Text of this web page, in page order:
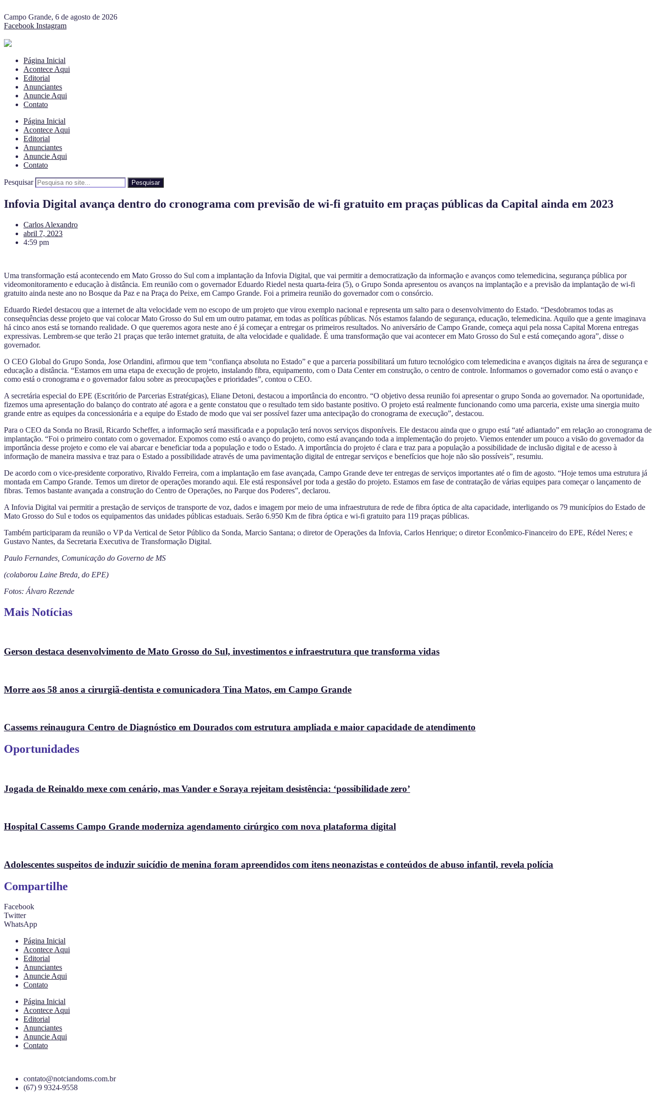
Campo Grande, 6 de agosto de 2026
Facebook Instagram
Página Inicial
Acontece Aqui
Editorial
Anunciantes
Anuncie Aqui
Contato
Página Inicial
Acontece Aqui
Editorial
Anunciantes
Anuncie Aqui
Contato
Pesquisar Pesquisar
Infovia Digital avança dentro do cronograma com previsão de wi-fi gratuito em praças públicas da Capital ainda em 2023
Carlos Alexandro
abril 7, 2023
4:59 pm
Uma transformação está acontecendo em Mato Grosso do Sul com a implantação da Infovia Digital, que vai permitir a democratização da informação e avanços como telemedicina, segurança pública por
videomonitoramento e educação à distância. Em reunião com o governador Eduardo Riedel nesta quarta-feira (5), o Grupo Sonda apresentou os avanços na implantação e a previsão da implantação de wi-fi
gratuito ainda neste ano no Bosque da Paz e na Praça do Peixe, em Campo Grande. Foi a primeira reunião do governador com o consórcio.
Eduardo Riedel destacou que a internet de alta velocidade vem no escopo de um projeto que virou exemplo nacional e representa um salto para o desenvolvimento do Estado. “Desdobramos todas as
consequências desse projeto que vai colocar Mato Grosso do Sul em um outro patamar, em todas as políticas públicas. Nós estamos falando de segurança, educação, telemedicina. Aquilo que a gente imaginava
há cinco anos está se tornando realidade. O que queremos agora neste ano é já começar a entregar os primeiros resultados. No aniversário de Campo Grande, começa aqui pela nossa Capital Morena entregas
expressivas. Lembrem-se que terão 21 praças que terão internet gratuita, de alta velocidade e qualidade. É uma transformação que vai acontecer em Mato Grosso do Sul e está começando agora”, disse o
governador.
O CEO Global do Grupo Sonda, Jose Orlandini, afirmou que tem “confiança absoluta no Estado” e que a parceria possibilitará um futuro tecnológico com telemedicina e avanços digitais na área de segurança e
educação a distância. “Estamos em uma etapa de execução de projeto, instalando fibra, equipamento, com o Data Center em construção, o centro de controle. Informamos o governador como está o avanço e
como está o cronograma e o governador falou sobre as preocupações e prioridades”, contou o CEO.
A secretária especial do EPE (Escritório de Parcerias Estratégicas), Eliane Detoni, destacou a importância do encontro. “O objetivo dessa reunião foi apresentar o grupo Sonda ao governador. Na oportunidade,
fizemos uma apresentação do balanço do contrato até agora e a gente constatou que o resultado tem sido bastante positivo. O projeto está realmente funcionando como uma parceria, existe uma sinergia muito
grande entre as equipes da concessionária e a equipe do Estado de modo que vai ser possível fazer uma antecipação do cronograma de execução”, destacou.
Para o CEO da Sonda no Brasil, Ricardo Scheffer, a informação será massificada e a população terá novos serviços disponíveis. Ele destacou ainda que o grupo está “até adiantado” em relação ao cronograma de
implantação. “Foi o primeiro contato com o governador. Expomos como está o avanço do projeto, como está avançando toda a implementação do projeto. Viemos entender um pouco a visão do governador da
importância desse projeto e como ele vai abarcar e beneficiar toda a população e todo o Estado. A importância do projeto é clara e traz para a população a possibilidade de inclusão digital e de acesso à
informação de maneira massiva e traz para o Estado a possibilidade através de uma pavimentação digital de entregar serviços e benefícios que hoje não são possíveis”, resumiu.
De acordo com o vice-presidente corporativo, Rivaldo Ferreira, com a implantação em fase avançada, Campo Grande deve ter entregas de serviços importantes até o fim de agosto. “Hoje temos uma estrutura já
montada em Campo Grande. Temos um diretor de operações morando aqui. Ele está responsável por toda a gestão do projeto. Estamos em fase de contratação de várias equipes para começar o lançamento de
fibras. Temos bastante avançada a construção do Centro de Operações, no Parque dos Poderes”, declarou.
A Infovia Digital vai permitir a prestação de serviços de transporte de voz, dados e imagem por meio de uma infraestrutura de rede de fibra óptica de alta capacidade, interligando os 79 municípios do Estado de
Mato Grosso do Sul e todos os equipamentos das unidades públicas estaduais. Serão 6.950 Km de fibra óptica e wi-fi gratuito para 119 praças públicas.
Também participaram da reunião o VP da Vertical de Setor Público da Sonda, Marcio Santana; o diretor de Operações da Infovia, Carlos Henrique; o diretor Econômico-Financeiro do EPE, Rédel Neres; e
Gustavo Nantes, da Secretaria Executiva de Transformação Digital.
Paulo Fernandes, Comunicação do Governo de MS
(colaborou Laine Breda, do EPE)
Fotos: Álvaro Rezende
Mais Notícias
Gerson destaca desenvolvimento de Mato Grosso do Sul, investimentos e infraestrutura que transforma vidas
Morre aos 58 anos a cirurgiã-dentista e comunicadora Tina Matos, em Campo Grande
Cassems reinaugura Centro de Diagnóstico em Dourados com estrutura ampliada e maior capacidade de atendimento
Oportunidades
Jogada de Reinaldo mexe com cenário, mas Vander e Soraya rejeitam desistência: ‘possibilidade zero’
Hospital Cassems Campo Grande moderniza agendamento cirúrgico com nova plataforma digital
Adolescentes suspeitos de induzir suicídio de menina foram apreendidos com itens neonazistas e conteúdos de abuso infantil, revela polícia
Compartilhe
Facebook
Twitter
WhatsApp
Página Inicial
Acontece Aqui
Editorial
Anunciantes
Anuncie Aqui
Contato
Página Inicial
Acontece Aqui
Editorial
Anunciantes
Anuncie Aqui
Contato
contato@notciandoms.com.br
(67) 9 9324-9558